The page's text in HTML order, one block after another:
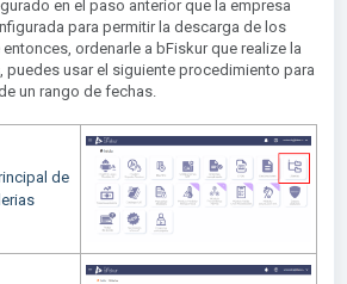
en el paso anterior que la empresa
para permitir la descarga de los
ordenarle a bFiskur que realize la
usar el siguiente procedimiento para
un rango de fechas.
de